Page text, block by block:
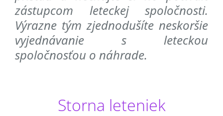
zástupcom leteckej spoločnosti.
Výrazne tým zjednodušíte neskoršie
vyjednávanie s leteckou
spoločnosťou o náhrade.
Storna leteniek